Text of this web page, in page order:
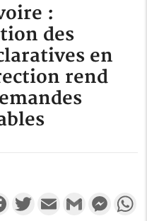
:
des
en
rend
FacebookTwitterEmail Gmail